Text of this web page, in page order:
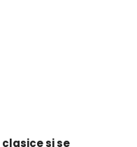
si se